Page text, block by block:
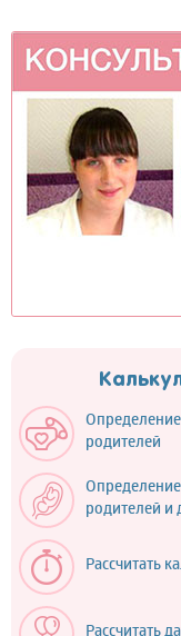
родителей
родителей и
Рассчитать